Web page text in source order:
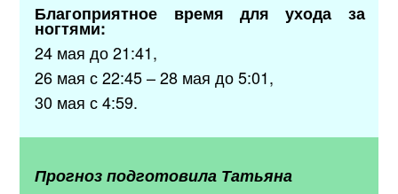
Благоприятное время для ухода за
ногтями:
24 мая до 21:41,
26 мая с 22:45 – 28 мая до 5:01,
30 мая с 4:59.
Прогноз подготовила Татьяна